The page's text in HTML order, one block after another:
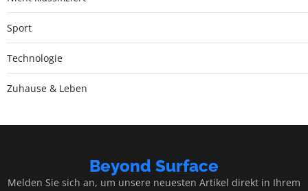
Sport
Technologie
Zuhause & Leben
Beyond Surface
Melden Sie sich an, um unsere neuesten Artikel direkt in Ihrem